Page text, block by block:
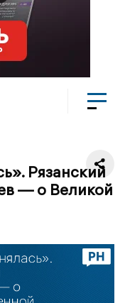
Рязанский
— о Великой